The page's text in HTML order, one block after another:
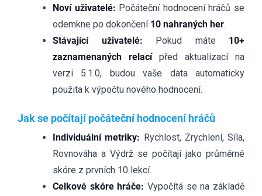
Noví uživatelé: Počáteční hodnocení hráčů se
odemkne po dokončení 10 nahraných her.
Stávající uživatelé: Pokud máte 10+
zaznamenaných relacípřed aktualizací na
verzi 5.1.0, budou vaše data automaticky
použita k výpočtu nového hodnocení.
Jak se počítají počáteční hodnocení hráčů
Individuální metriky: Rychlost, Zrychlení, Síla,
Rovnováha a Výdrž se počítají jako průměrné
skóre z prvních 10 lekcí.
Celkové skóre hráče: Vypočítá se na základě